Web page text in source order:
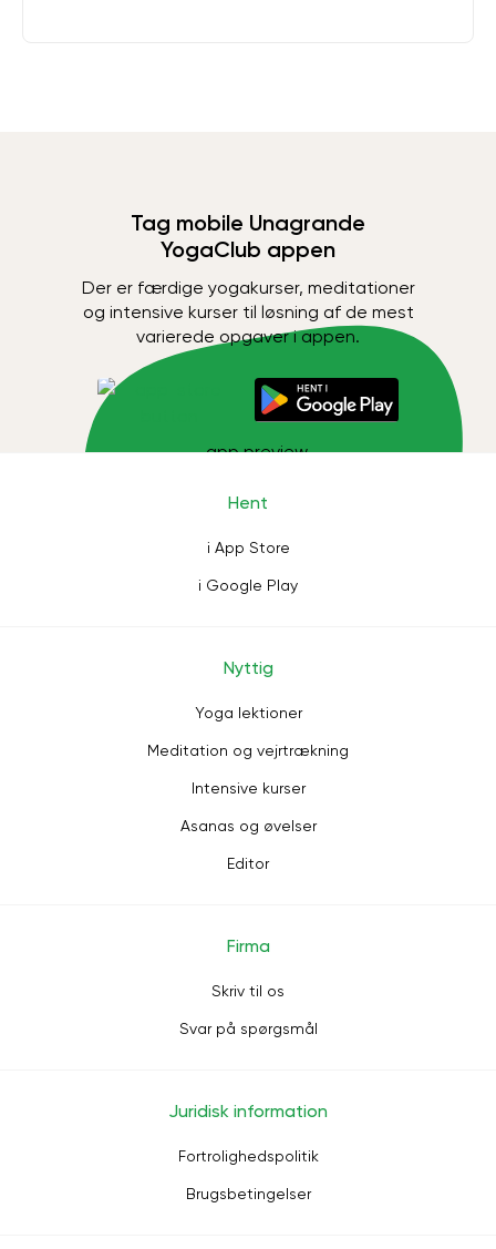
Tag mobile Unagrande
YogaClub appen
Der er færdige yogakurser, meditationer
og intensive kurser til løsning af de mest
varierede opgaver i appen.
Hent
i App Store
i Google Play
Nyttig
Yoga lektioner
Meditation og vejrtrækning
Intensive kurser
Asanas og øvelser
Editor
Firma
Skriv til os
Svar på spørgsmål
Juridisk information
Fortrolighedspolitik
Brugsbetingelser